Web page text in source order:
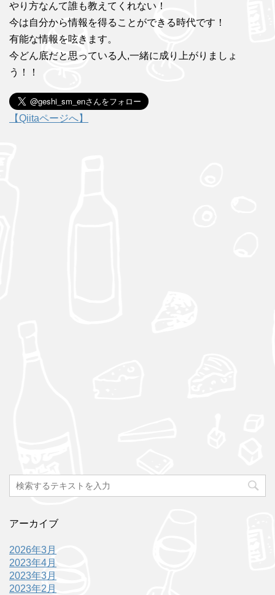
やり方なんて誰も教えてくれない！
今は自分から情報を得ることができる時代です！
有能な情報を呟きます。
今どん底だと思っている人,一緒に成り上がりましょ
う！！
【Qiitaページへ】
アーカイブ
2026年3月
2023年4月
2023年3月
2023年2月